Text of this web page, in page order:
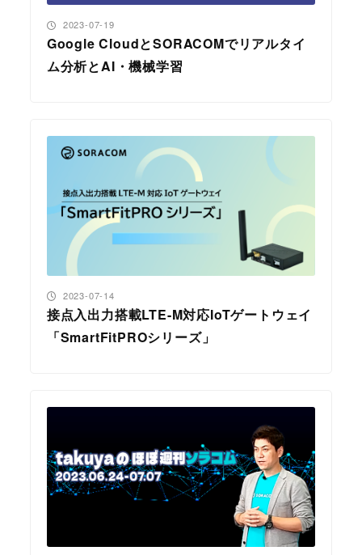
Google CloudとSORACOMでリアルタイ
ム分析とAI・機械学習
投稿日
2023-07-19
接点入出力搭載LTE-M対応IoTゲートウェイ
「SmartFitPROシリーズ」
投稿日
2023-07-14